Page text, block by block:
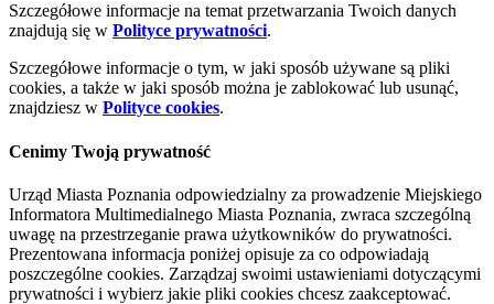
Szczegółowe informacje na temat przetwarzania Twoich danych
znajdują się w Polityce prywatności.
Szczegółowe informacje o tym, w jaki sposób używane są pliki
cookies, a także w jaki sposób można je zablokować lub usunąć,
znajdziesz w Polityce cookies.
Cenimy Twoją prywatność
Urząd Miasta Poznania odpowiedzialny za prowadzenie Miejskiego
Informatora Multimedialnego Miasta Poznania, zwraca szczególną
uwagę na przestrzeganie prawa użytkowników do prywatności.
Prezentowana informacja poniżej opisuje za co odpowiadają
poszczególne cookies. Zarządzaj swoimi ustawieniami dotyczącymi
prywatności i wybierz jakie pliki cookies chcesz zaakceptować.